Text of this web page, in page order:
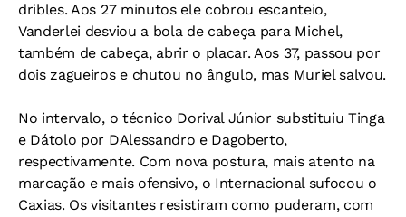
dribles. Aos 27 minutos ele cobrou escanteio,
Vanderlei desviou a bola de cabeça para Michel,
também de cabeça, abrir o placar. Aos 37, passou por
dois zagueiros e chutou no ângulo, mas Muriel salvou.
No intervalo, o técnico Dorival Júnior substituiu Tinga
e Dátolo por DAlessandro e Dagoberto,
respectivamente. Com nova postura, mais atento na
marcação e mais ofensivo, o Internacional sufocou o
Caxias. Os visitantes resistiram como puderam, com